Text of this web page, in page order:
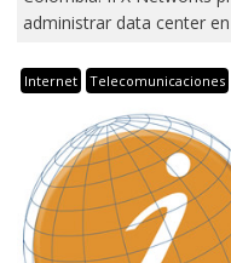
administrar data center
Internet Telecomunicaciones